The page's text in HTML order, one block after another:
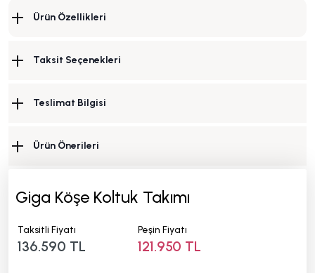
Ürün Özellikleri
Taksit Seçenekleri
Teslimat Bilgisi
Ürün Önerileri
Giga Köşe Koltuk Takımı
Taksitli Fiyatı
136.590 TL
Peşin Fiyatı
121.950 TL